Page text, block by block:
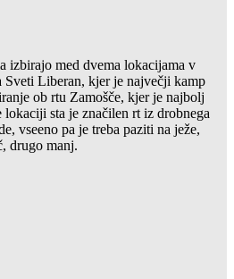
izbirajo med dvema lokacijama v
Liberan, kjer je največji kamp
ob rtu Zamošče, kjer je najbolj
lokaciji sta je značilen rt iz drobnega
vseeno pa je treba paziti na ježe,
drugo manj.